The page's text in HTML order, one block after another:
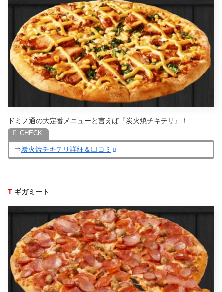
ドミノ通の大定番メニューと言えば『炭火焼チキテリ』！
⇒炭火焼チキテリ詳細＆口コミ
T ギガミート